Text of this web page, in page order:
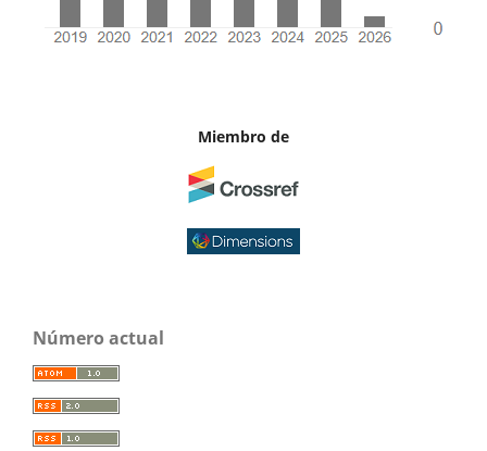
Miembro de
Número actual